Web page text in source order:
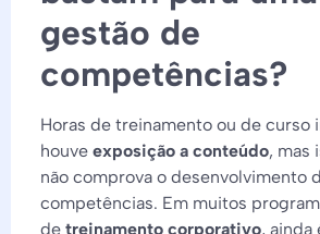
gestão de
competências?
Horas de treinamento ou de curso
houve exposição a conteúdo, mas
não comprova o desenvolvimento
competências. Em muitos
de treinamento corporativo, ainda